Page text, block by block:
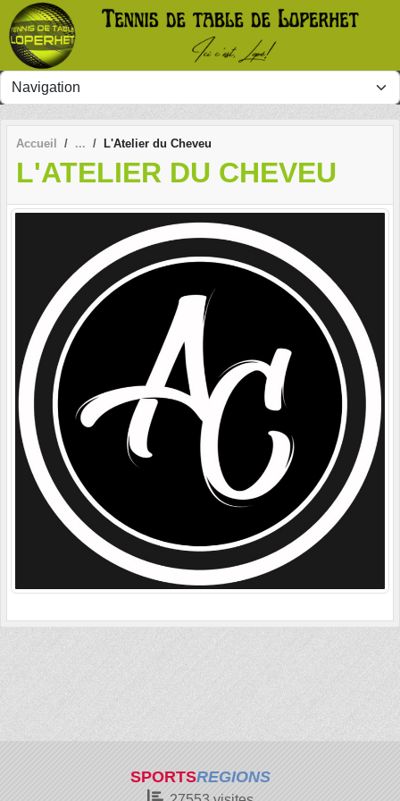
Accueil L'Atelier du Cheveu
L'ATELIER DU CHEVEU
SPORTSREGIONS
Panneau de gestion des cookies